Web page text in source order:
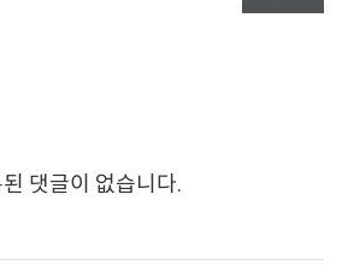
댓글이 없습니다.